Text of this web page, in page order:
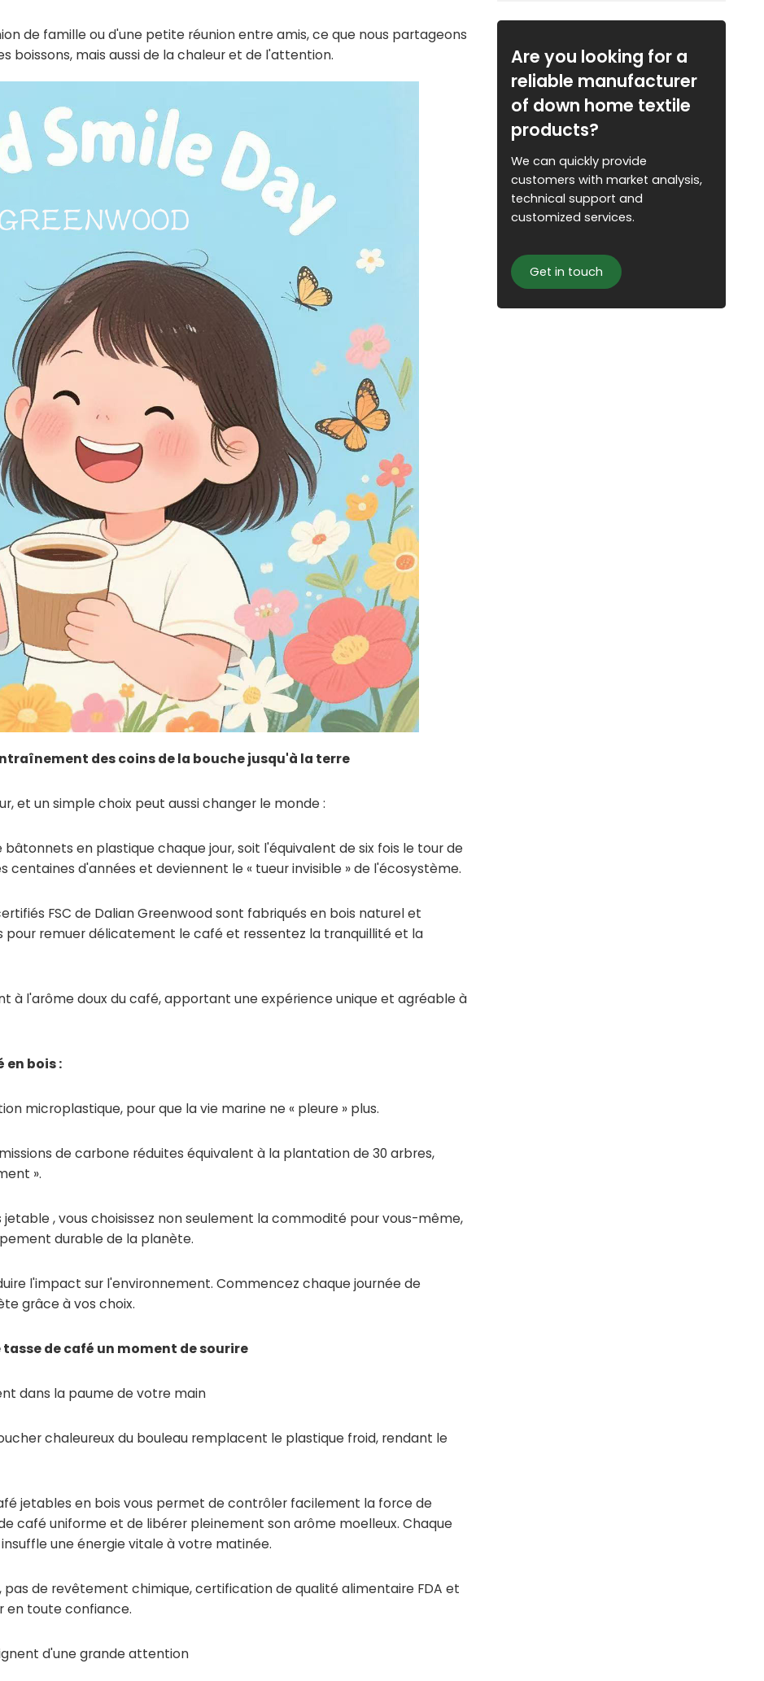
de famille ou d'une petite réunion entre amis, ce que nous partageons
boissons, mais aussi de la chaleur et de l'attention.
des coins de la bouche jusqu'à la terre
et un simple choix peut aussi changer le monde :
bâtonnets en plastique chaque jour, soit l'équivalent de six fois le tour de
centaines d'années et deviennent le « tueur invisible » de l'écosystème.
FSC de Dalian Greenwoodsont fabriqués en bois naturel et
pour remuer délicatement le café et ressentez la tranquillité et la
l'arôme doux du café, apportant une expérience unique et agréable à
en bois :
microplastique, pour que la vie marine ne « pleure » plus.
de carbone réduites équivalent à la plantation de 30 arbres,
».
jetable , vous choisissez non seulement la commodité pour vous-même,
durable de la planète.
l'impact sur l'environnement. Commencez chaque journée de
grâce à vos choix.
de café un moment de sourire
dans la paume de votre main
chaleureux du bouleau remplacent le plastique froid, rendant le
jetables en bois vous permet de contrôler facilement la force de
café uniforme et de libérer pleinement son arôme moelleux. Chaque
une énergie vitale à votre matinée.
pas de revêtement chimique, certification de qualité alimentaire FDA et
en toute confiance.
d'une grande attention
Are you looking for a
reliable manufacturer
of down home textile
products?
We can quickly provide
customers with market analysis,
technical support and
customized services.
Get in touch